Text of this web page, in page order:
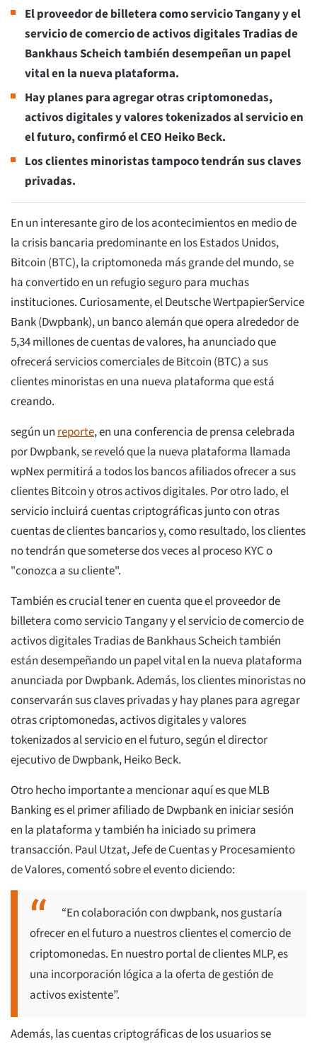
El proveedor de billetera como servicio Tangany y el
servicio de comercio de activos digitales Tradias de
Bankhaus Scheich también desempeñan un papel
vital en la nueva plataforma.
Hay planes para agregar otras criptomonedas,
activos digitales y valores tokenizados al servicio en
el futuro, confirmó el CEO Heiko Beck.
Los clientes minoristas tampoco tendrán sus claves
privadas.
En un interesante giro de los acontecimientos en medio de
la crisis bancaria predominante en los Estados Unidos,
Bitcoin (BTC), la criptomoneda más grande del mundo, se
ha convertido en un refugio seguro para muchas
instituciones. Curiosamente, el Deutsche WertpapierService
Bank (Dwpbank), un banco alemán que opera alrededor de
5,34 millones de cuentas de valores, ha anunciado que
ofrecerá servicios comerciales de Bitcoin (BTC) a sus
clientes minoristas en una nueva plataforma que está
creando.
según unreporte, en una conferencia de prensa celebrada
por Dwpbank, se reveló que la nueva plataforma llamada
wpNex permitirá a todos los bancos afiliados ofrecer a sus
clientes Bitcoin y otros activos digitales. Por otro lado, el
servicio incluirá cuentas criptográficas junto con otras
cuentas de clientes bancarios y, como resultado, los clientes
no tendrán que someterse dos veces al proceso KYC o
"conozca a su cliente".
También es crucial tener en cuenta que el proveedor de
billetera como servicio Tangany y el servicio de comercio de
activos digitales Tradias de Bankhaus Scheich también
están desempeñando un papel vital en la nueva plataforma
anunciada por Dwpbank. Además, los clientes minoristas no
conservarán sus claves privadas y hay planes para agregar
otras criptomonedas, activos digitales y valores
tokenizados al servicio en el futuro, según el director
ejecutivo de Dwpbank, Heiko Beck.
Otro hecho importante a mencionar aquí es que MLB
Banking es el primer afiliado de Dwpbank en iniciar sesión
en la plataforma y también ha iniciado su primera
transacción. Paul Utzat, Jefe de Cuentas y Procesamiento
de Valores, comentó sobre el evento diciendo:
“En colaboración con dwpbank, nos gustaría
ofrecer en el futuro a nuestros clientes el comercio de
criptomonedas. En nuestro portal de clientes MLP, es
una incorporación lógica a la oferta de gestión de
activos existente”.
Además, las cuentas criptográficas de los usuarios se